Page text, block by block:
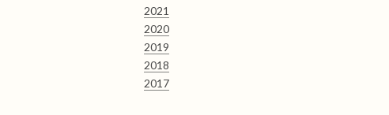
2021
2020
2019
2018
2017